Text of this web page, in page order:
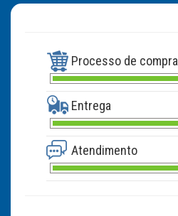
Processo de compra
Entrega
Atendimento